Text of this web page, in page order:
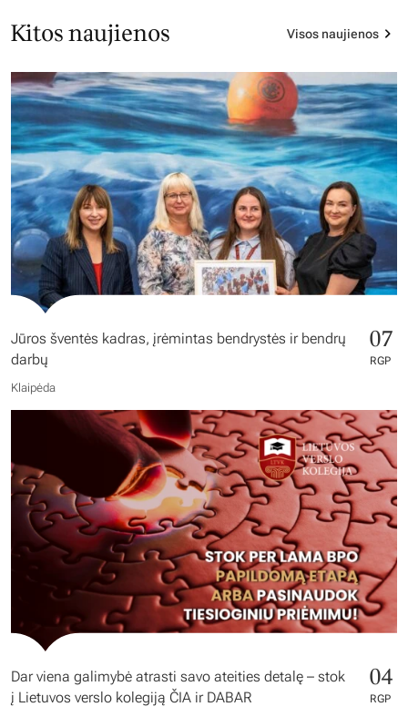
Kitos naujienos Visos naujienos
Jūros šventės kadras, įrėmintas bendrystės ir bendrų
darbų
07
RGP
Klaipėda
Dar viena galimybė atrasti savo ateities detalę – stok
į Lietuvos verslo kolegiją ČIA ir DABAR
04
RGP